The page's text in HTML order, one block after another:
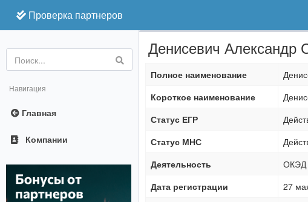
Проверка партнеров
Online
Навигация
Главная
Компании
Денисевич Александр
Полное наименование
Короткое наименование
Статус ЕГР
Статус МНС
Деятельность
ОКЭД
Дата регистрации
27